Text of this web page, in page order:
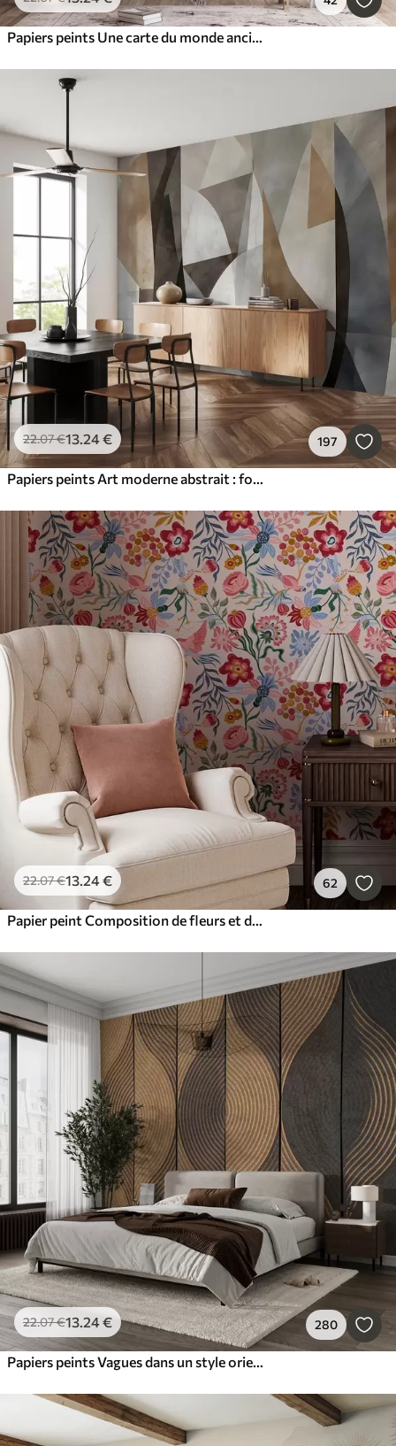
Papiers peints Une carte du monde ancienne
22.07€13.24€ 197
Papiers peints Art moderne abstrait : formes géométriques texturées dans les tons de brun, gris et beige
22.07€13.24€ 62
Papier peint Composition de fleurs et de baies lumineuses avec des perroquets
22.07€13.24€ 280
Papiers peints Vagues dans un style oriental